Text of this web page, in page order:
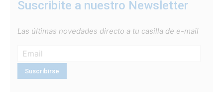
Suscribite a nuestro Newsletter
Las últimas novedades directo a tu casilla de e-mail